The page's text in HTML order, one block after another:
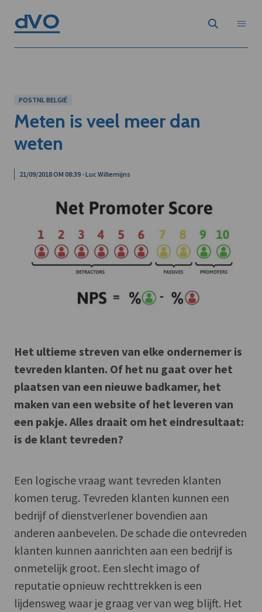
POSTNL BELGIË
Meten is veel meer dan
weten
21/09/2018 OM 08:39 - Luc Willemijns
Het ultieme streven van elke ondernemer is
tevreden klanten. Of het nu gaat over het
plaatsen van een nieuwe badkamer, het
maken van een website of het leveren van
een pakje. Alles draait om het eindresultaat:
is de klant tevreden?
Een logische vraag want tevreden klanten
komen terug. Tevreden klanten kunnen een
bedrijf of dienstverlener bovendien aan
anderen aanbevelen. De schade die ontevreden
klanten kunnen aanrichten aan een bedrijf is
onmetelijk groot. Een slecht imago of
reputatie opnieuw rechttrekken is een
lijdensweg waar je graag ver van weg blijft. Het